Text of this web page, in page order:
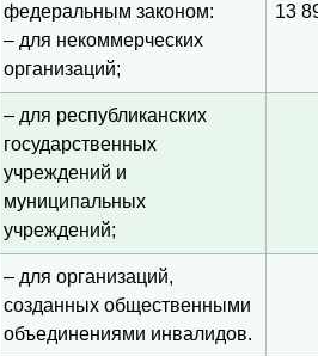
федеральным законом:
– для некоммерческих
организаций;
13
– для республиканских
государственных
учреждений и
муниципальных
учреждений;
– для организаций,
созданных общественными
объединениями инвалидов.